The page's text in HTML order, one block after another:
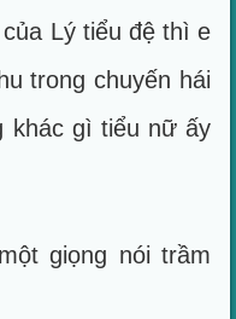
Lý tiểu đệ thì e
trong chuyến hái
khác gì tiểu nữ ấy
giọng nói trầm